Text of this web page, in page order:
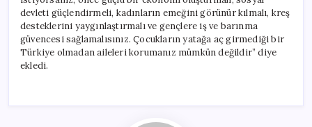
devleti güçlendirmeli, kadınların emeğini görünür kılmalı, kreş
desteklerini yaygınlaştırmalı ve gençlere iş ve barınma
güvencesi sağlamalısınız. Çocukların yatağa aç girmediği bir
Türkiye olmadan aileleri korumanız mümkün değildir” diye
ekledi.